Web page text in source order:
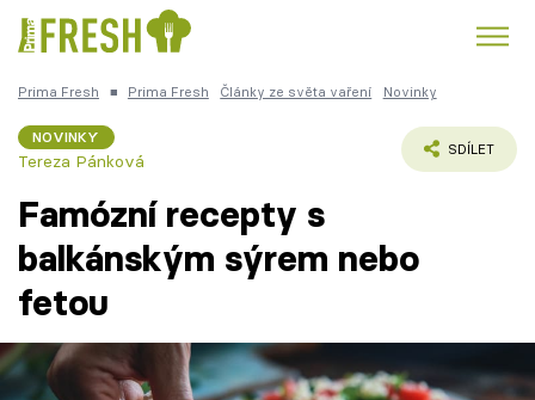
Česká kuchyně
Témata
Recepty
Prima Fresh ■ Prima Fresh Články ze světa vaření Novinky
NOVINKY
Tereza Pánková
SDÍLET
Famózní recepty s
balkánským sýrem nebo
fetou